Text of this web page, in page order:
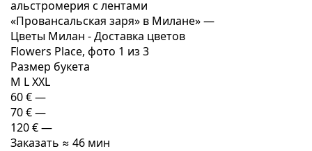
Размер букета
M LXXL
60 €—
70 €—
120 €—
Заказать ≈ 46 мин